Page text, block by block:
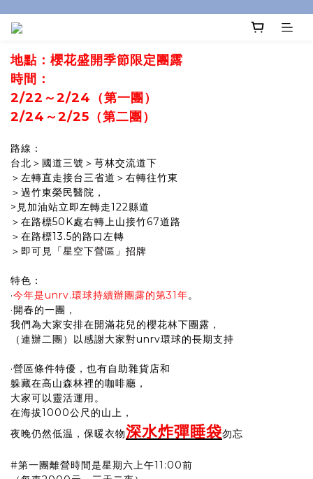
地點：櫻花盛開季節限定團露
時間：
2/22～2/24（第一團）
2/24～2/25（第二團）
路線：
台北＞國道三號＞芎林交流道下
＞左轉直走接台三省道＞右轉往竹東
＞過竹東榮民醫院，
>見加油站立即左轉走122縣道
＞在路標50K處右轉上山接竹67道路
＞在路標13.5的路口左轉
＞即可見 「星空下營區」招牌
特色：
·今年是unrv.環球持續辦團露的第31年。
·開春的一團，
我們為大家安排在開滿花兒的櫻花林下團露，
（連辦二團）以感謝大家對unrv環球的長期支持
·營區條件特優，也有自助雜貨店和
躲藏在高山森林裡的咖啡廳，
大家可以靈活運用。
在海拔1000公尺的山上，
夜晚仍然低温，保暖衣物深水炸彈睡袋勿忘
#第一團離營時間是星期六上午11:00前